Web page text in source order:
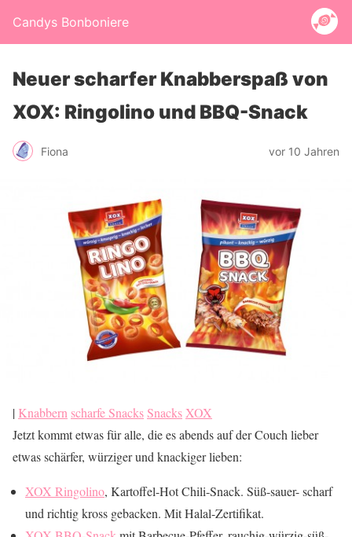
Candys Bonboniere
Neuer scharfer Knabberspaß von
XOX: Ringolino und BBQ-Snack
Fiona vor 10 Jahren
| Knabbern scharfe SnacksSnacksXOX
Jetzt kommt etwas für alle, die es abends auf der Couch lieber
etwas schärfer, würziger und knackiger lieben:
XOX Ringolino, Kartoffel-Hot Chili-Snack. Süß-sauer- scharf
und richtig kross gebacken. Mit Halal-Zertifikat.